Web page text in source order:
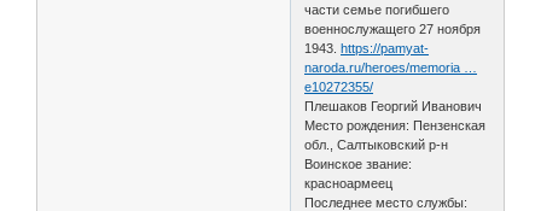
части семье погибшего
военнослужащего 27 ноября
1943.https://pamyat-
naroda.ru/heroes/memoria …
e10272355/
Плешаков Георгий Иванович
Место рождения: Пензенская
обл., Салтыковский р-н
Воинское звание:
красноармеец
Последнее место службы: